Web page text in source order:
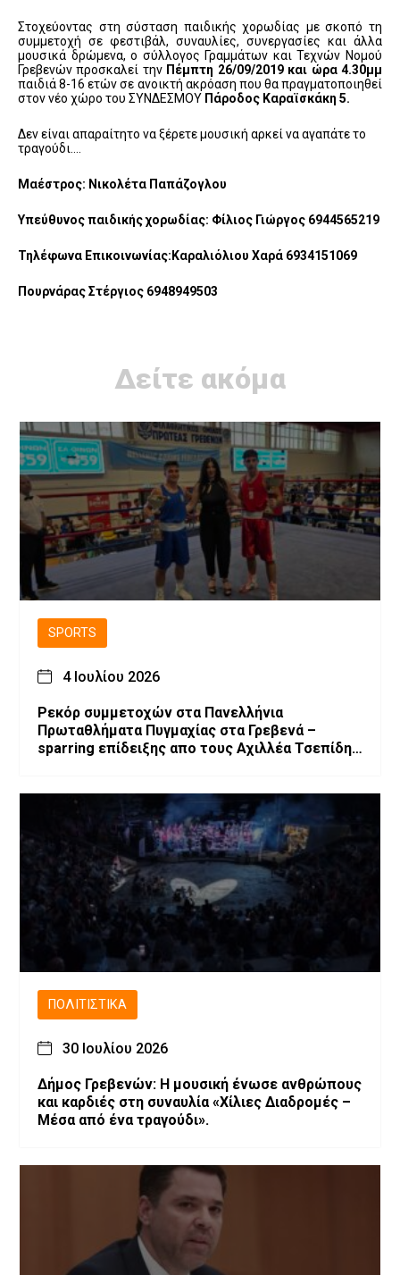
Στοχεύοντας στη σύσταση παιδικής χορωδίας με σκοπό τη
συμμετοχή σε φεστιβάλ, συναυλίες, συνεργασίες και άλλα
μουσικά δρώμενα, ο σύλλογος Γραμμάτων και Τεχνών Νομού
Γρεβενών προσκαλεί την Πέμπτη 26/09/2019 και ώρα 4.30μμ
παιδιά 8-16 ετών σε ανοικτή ακρόαση που θα πραγματοποιηθεί
στον νέο χώρο του ΣΥΝΔΕΣΜΟΥ Πάροδος Καραϊσκάκη 5.
Δεν είναι απαραίτητο να ξέρετε μουσική αρκεί να αγαπάτε το
τραγούδι….
Μαέστρος: Νικολέτα Παπάζογλου
Υπεύθυνος παιδικής χορωδίας: Φίλιος Γιώργος 6944565219
Τηλέφωνα Επικοινωνίας:Καραλιόλιου Χαρά 6934151069
Πουρνάρας Στέργιος 6948949503
Δείτε ακόμα
SPORTS
4 Ιουλίου 2026
Ρεκόρ συμμετοχών στα Πανελλήνια
Πρωταθλήματα Πυγμαχίας στα Γρεβενά –
sparring επίδειξης απο τους Αχιλλέα Τσεπίδη
ΠΟΛΙΤΙΣΤΙΚΆ
30 Ιουλίου 2026
Δήμος Γρεβενών: Η μουσική ένωσε ανθρώπους
και καρδιές στη συναυλία «Χίλιες Διαδρομές –
Μέσα από ένα τραγούδι».